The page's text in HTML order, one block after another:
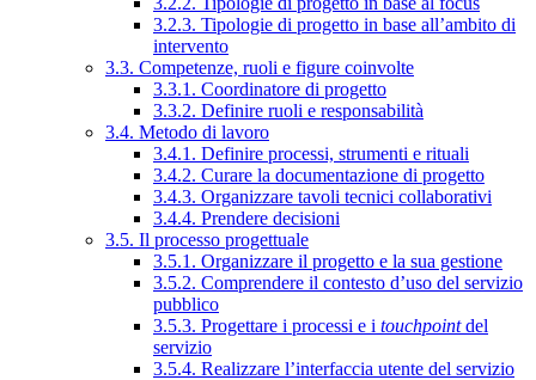
3.2.3. Tipologie di progetto in base all’ambito di
intervento
3.3. Competenze, ruoli e figure coinvolte
3.3.1. Coordinatore di progetto
3.3.2. Definire ruoli e responsabilità
3.4. Metodo di lavoro
3.4.1. Definire processi, strumenti e rituali
3.4.2. Curare la documentazione di progetto
3.4.3. Organizzare tavoli tecnici collaborativi
3.4.4. Prendere decisioni
3.5. Il processo progettuale
3.5.1. Organizzare il progetto e la sua gestione
3.5.2. Comprendere il contesto d’uso del servizio
pubblico
3.5.3. Progettare i processi e i touchpointdel
servizio
3.5.4. Realizzare l’interfaccia utente del servizio